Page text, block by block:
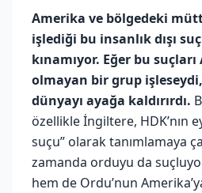
Amerika ve bölgedeki
işlediği bu insanlık dışı
kınamıyor. Eğer bu suçları
olmayan bir grup
dünyayı ayağa kaldırırdı.
özellikle İngiltere, HDK’nın
suçu” olarak tanımlamaya
zamanda orduyu da
hem de Ordu’nun